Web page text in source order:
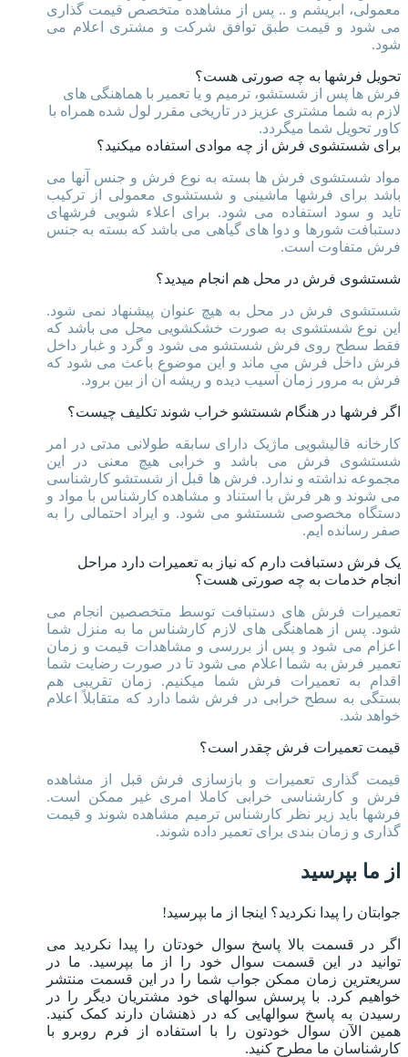
معمولی، ابریشم و .. پس از مشاهده متخصص قیمت گذاری
می شود و قیمت طبق توافق شرکت و مشتری اعلام می
شود.
تحویل فرشها به چه صورتی هست؟
فرش ها پس از شستشو، ترمیم و یا تعمیر با هماهنگی های
لازم به شما مشتری عزیز در تاریخی مقرر لول شده همراه با
کاور تحویل شما میگردد.
برای شستشوی فرش از چه موادی استفاده میکنید؟
مواد شستشوی فرش ها بسته به نوع فرش و جنس آنها می
باشد برای فرشها ماشینی و شستشوی معمولی از ترکیب
تاید و سود استفاده می شود. برای اعلاء شویی فرشهای
دستبافت شورها و دوا های گیاهی می باشد که بسته به جنس
فرش متفاوت است.
شستشوی فرش در محل هم انجام میدید؟
شستشوی فرش در محل به هیچ عنوان پیشنهاد نمی شود.
این نوع شستشوی به صورت خشکشویی محل می باشد که
فقط سطح روی فرش شستشو می شود و گرد و غبار داخل
فرش داخل فرش می ماند و این موضوع باعث می شود که
فرش به مرور زمان آسیب دیده و ریشه آن از بین برود.
اگر فرشها در هنگام شستشو خراب شوند تکلیف چیست؟
کارخانه قالیشویی ماژیک دارای سابقه طولانی مدتی در امر
شستشوی فرش می باشد و خرابی هیچ معنی در این
مجموعه نداشته و ندارد. فرش ها قبل از شستشو کارشناسی
می شوند و هر فرش با استناد و مشاهده کارشناس با مواد و
دستگاه مخصوصی شستشو می شود. و ایراد احتمالی را به
صفر رسانده ایم.
یک فرش دستبافت دارم که نیاز به تعمیرات دارد مراحل
انجام خدمات به چه صورتی هست؟
تعمیرات فرش های دستبافت توسط متخصصین انجام می
شود. پس از هماهنگی های لازم کارشناس ما به منزل شما
اعزام می شود و پس از بررسی و مشاهدات قیمت و زمان
تعمیر فرش به شما اعلام می شود تا در صورت رضایت شما
اقدام به تعمیرات فرش شما میکنیم. زمان تقریبی هم
بستگی به سطح خرابی در فرش شما دارد که متقابلاً اعلام
خواهد شد.
قیمت تعمیرات فرش چقدر است؟
قیمت گذاری تعمیرات و بازسازی فرش قبل از مشاهده
فرش و کارشناسی خرابی کاملا امری غیر ممکن است.
فرشها باید زیر نظر کارشناس ترمیم مشاهده شوند و قیمت
گذاری و زمان بندی برای تعمیر داده شوند.
از ما بپرسید
جوابتان را پیدا نکردید؟ اینجا از ما بپرسید!
اگر در قسمت بالا پاسخ سوال خودتان را پیدا نکردید می
توانید در این قسمت سوال خود را از ما بپرسید. ما در
سریعترین زمان ممکن جواب شما را در این قسمت منتشر
خواهیم کرد. با پرسش سوالهای خود مشتریان دیگر را در
رسیدن به پاسخ سوالهایی که در ذهنشان دارند کمک کنید.
همین الآن سوال خودتون را با استفاده از فرم روبرو با
کارشناسان ما مطرح کنید.